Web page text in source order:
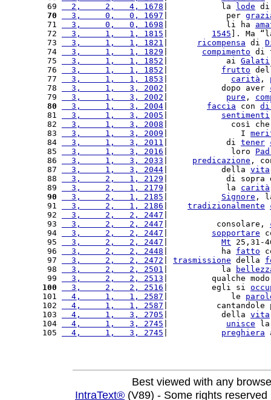
69
  2,     2,   4, 1678
|           la lode
70
  3,     0,   0, 1697
|            per
71
  3,     0,   0, 1698
|            li ha
72
  3,     1,   1, 1815
1545 ]. Ma
73
  3,     1,   1, 1821
ricompensa di
74
  3,     1,   1, 1829
compimento di
75
  3,     1,   1, 1852
|            ai Galati
76
  3,     1,   1, 1852
frutto
77
  3,     1,   1, 1853
carità ,
78
  3,     1,   3, 2002
|           dopo aver
79
  3,     1,   3, 2002
pure ,
80
  3,     1,   3, 2004
faccia con
81
  3,     1,   3, 2005
sentimenti
82
  3,     1,   3, 2008
|             così
83
  3,     1,   3, 2009
|               I
84
  3,     1,   3, 2011
|            di tener
85
  3,     1,   3, 2016
|             loro
86
  3,     1,   3, 2033
predicazione ,
87
  3,     1,   3, 2044
|           della vita
88
  3,     2,   1, 2129
|            di sopra
89
  3,     2,   1, 2179
|            la carità
90
  3,     2,   1, 2185
Signore ,
91
  3,     2,   1, 2186
tradizionalmente
92
  3,     2,   2, 2447
93
  3,     2,   2, 2447
|          consolare,
94
  3,     2,   2, 2447
sopportare
95
  3,     2,   2, 2447
Mt 25,31-
96
  3,     2,   2, 2448
|           ha fatto
97
  3,     2,   2, 2472
trasmissione della
98
  3,     2,   2, 2501
|           la
99
  3,     2,   2, 2513
|         qualche
100
  3,     2,   2, 2516
|         egli si
101
  4,     1,   1, 2587
|             le
102
  4,     1,   1, 2587
|          cantandole
103
  4,     1,   3, 2705
|           della vita
104
  4,     1,   3, 2745
unisce
105
  4,     1,   3, 2745
preghiera
Best viewed with any
IntraText® (V89) - Some rights